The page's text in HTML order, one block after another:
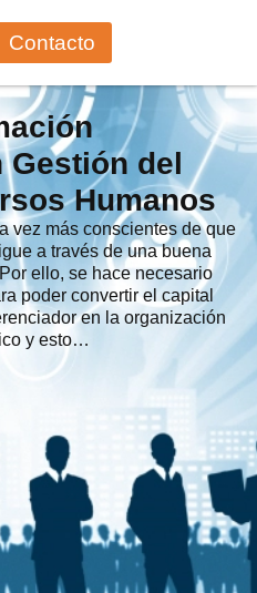
Contacto
del
Humanos
vez más conscientes de que
a través de una buena
ello, se hace necesario
poder convertir el capital
en la organización
y esto…